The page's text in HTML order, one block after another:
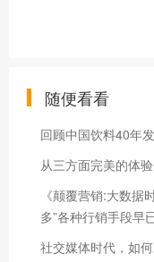
随便看看
回顾中国饮料40年
从三方面完美的体
《颠覆营销:大数据
多”各种行销手段早
社交媒体时代，如